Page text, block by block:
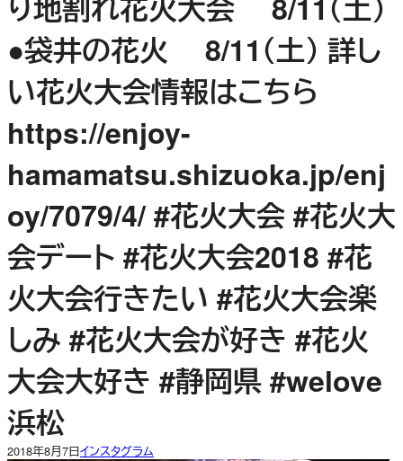
●袋井の花火 8/11（土） 詳し
い花火大会情報はこちら
https://enjoy-
hamamatsu.shizuoka.jp/enj
oy/7079/4/ #花火大会 #花火大
会デート #花火大会2018 #花
火大会行きたい #花火大会楽
しみ #花火大会が好き #花火
大会大好き #静岡県 #welove
浜松
2018年8月7日インスタグラム